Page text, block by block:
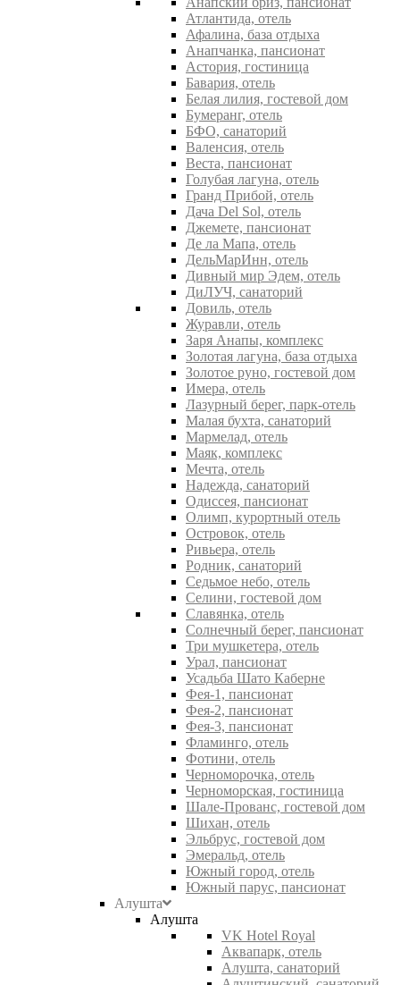
Атлантида, отель
Афалина, база отдыха
Анапчанка, пансионат
Астория, гостиница
Бавария, отель
Белая лилия, гостевой дом
Бумеранг, отель
БФО, санаторий
Валенсия, отель
Веста, пансионат
Голубая лагуна, отель
Гранд Прибой, отель
Дача Del Sol, отель
Джемете, пансионат
Де ла Мапа, отель
ДельМарИнн, отель
Дивный мир Эдем, отель
ДиЛУЧ, санаторий
Довиль, отель
Журавли, отель
Заря Анапы, комплекс
Золотая лагуна, база отдыха
Золотое руно, гостевой дом
Имера, отель
Лазурный берег, парк-отель
Малая бухта, санаторий
Мармелад, отель
Маяк, комплекс
Мечта, отель
Надежда, санаторий
Одиссея, пансионат
Олимп, курортный отель
Островок, отель
Ривьера, отель
Родник, санаторий
Седьмое небо, отель
Селини, гостевой дом
Славянка, отель
Солнечный берег, пансионат
Три мушкетера, отель
Урал, пансионат
Усадьба Шато Каберне
Фея-1, пансионат
Фея-2, пансионат
Фея-3, пансионат
Фламинго, отель
Фотини, отель
Черноморочка, отель
Черноморская, гостиница
Шале-Прованс, гостевой дом
Шихан, отель
Эльбрус, гостевой дом
Эмеральд, отель
Южный город, отель
Южный парус, пансионат
Алушта
Алушта
VK Hotel Royal
Аквапарк, отель
Алушта, санаторий